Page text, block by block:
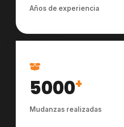
Años de experiencia
5000+
Mudanzas realizadas